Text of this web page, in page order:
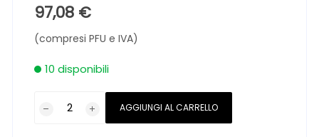
97,08 €
(compresi PFU e IVA)
10 disponibili
AGGIUNGI AL CARRELLO